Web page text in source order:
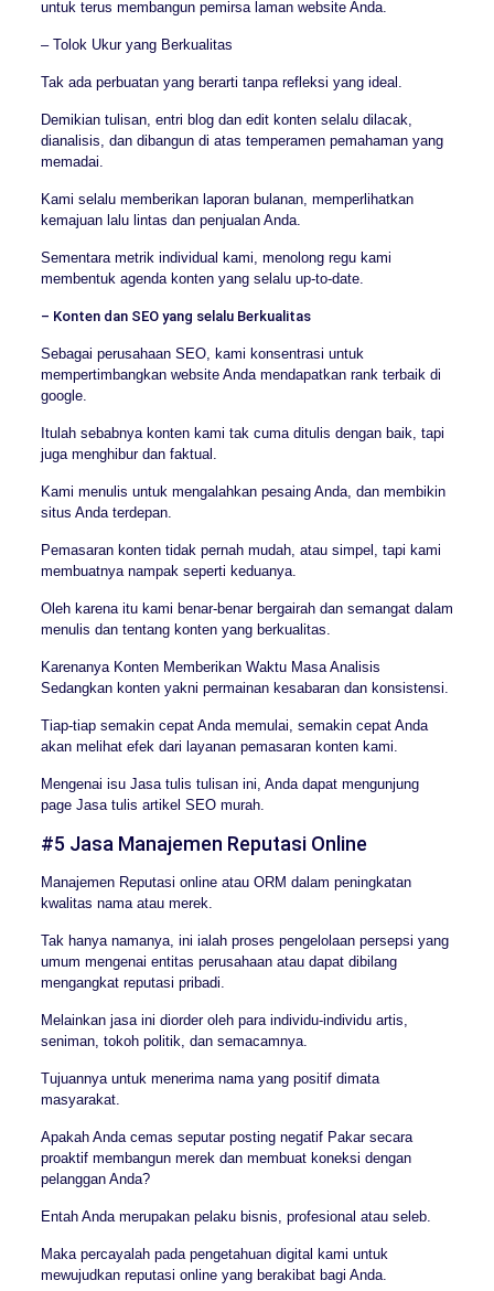
untuk terus membangun pemirsa laman website Anda.
– Tolok Ukur yang Berkualitas
Tak ada perbuatan yang berarti tanpa refleksi yang ideal.
Demikian tulisan, entri blog dan edit konten selalu dilacak,
dianalisis, dan dibangun di atas temperamen pemahaman yang
memadai.
Kami selalu memberikan laporan bulanan, memperlihatkan
kemajuan lalu lintas dan penjualan Anda.
Sementara metrik individual kami, menolong regu kami
membentuk agenda konten yang selalu up-to-date.
– Konten dan SEO yang selalu Berkualitas
Sebagai perusahaan SEO, kami konsentrasi untuk
mempertimbangkan website Anda mendapatkan rank terbaik di
google.
Itulah sebabnya konten kami tak cuma ditulis dengan baik, tapi
juga menghibur dan faktual.
Kami menulis untuk mengalahkan pesaing Anda, dan membikin
situs Anda terdepan.
Pemasaran konten tidak pernah mudah, atau simpel, tapi kami
membuatnya nampak seperti keduanya.
Oleh karena itu kami benar-benar bergairah dan semangat dalam
menulis dan tentang konten yang berkualitas.
Karenanya Konten Memberikan Waktu Masa Analisis
Sedangkan konten yakni permainan kesabaran dan konsistensi.
Tiap-tiap semakin cepat Anda memulai, semakin cepat Anda
akan melihat efek dari layanan pemasaran konten kami.
Mengenai isu Jasa tulis tulisan ini, Anda dapat mengunjung
page Jasa tulis artikel SEO murah.
#5 Jasa Manajemen Reputasi Online
Manajemen Reputasi online atau ORM dalam peningkatan
kwalitas nama atau merek.
Tak hanya namanya, ini ialah proses pengelolaan persepsi yang
umum mengenai entitas perusahaan atau dapat dibilang
mengangkat reputasi pribadi.
Melainkan jasa ini diorder oleh para individu-individu artis,
seniman, tokoh politik, dan semacamnya.
Tujuannya untuk menerima nama yang positif dimata
masyarakat.
Apakah Anda cemas seputar posting negatif Pakar secara
proaktif membangun merek dan membuat koneksi dengan
pelanggan Anda?
Entah Anda merupakan pelaku bisnis, profesional atau seleb.
Maka percayalah pada pengetahuan digital kami untuk
mewujudkan reputasi online yang berakibat bagi Anda.